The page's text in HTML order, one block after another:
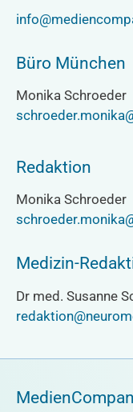
Büro München
Monika Schroeder
Redaktion
Monika Schroeder
Medizin-
Dr med. Susanne